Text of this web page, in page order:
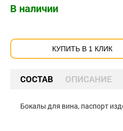
В наличии
КУПИТЬ В 1 КЛИК
СОСТАВ ОПИСАНИЕ
Бокалы для вина, паспорт